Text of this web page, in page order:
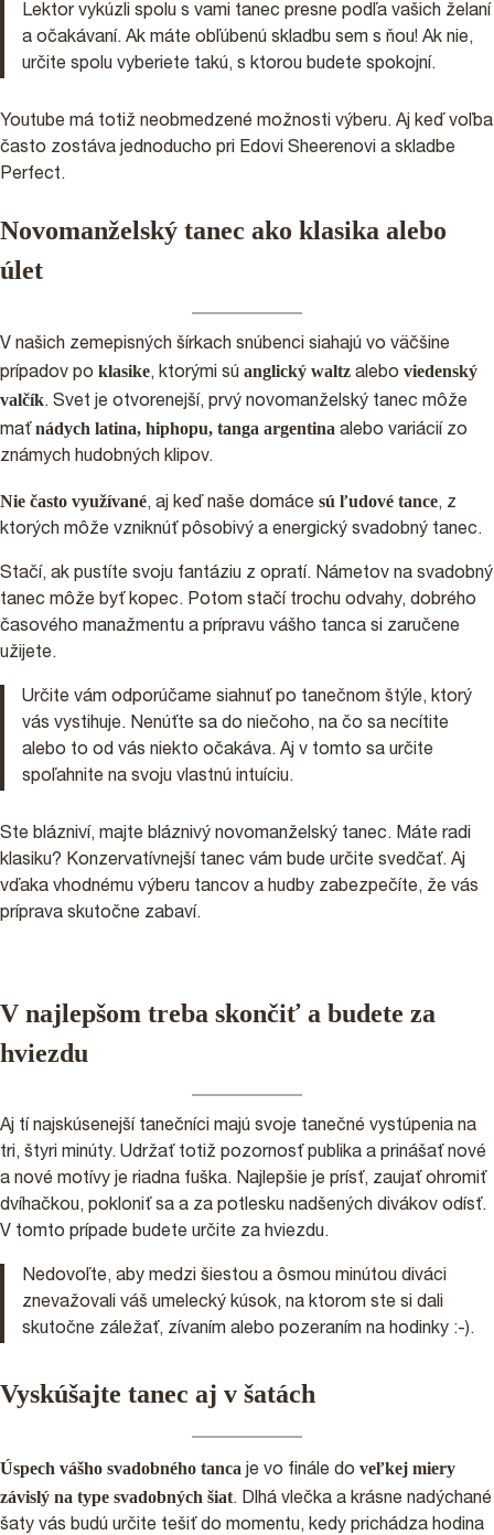
Lektor vykúzli spolu s vami tanec presne podľa vašich želaní
a očakávaní. Ak máte obľúbenú skladbu sem s ňou! Ak nie,
určite spolu vyberiete takú, s ktorou budete spokojní.
Youtube má totiž neobmedzené možnosti výberu. Aj keď voľba
často zostáva jednoducho pri Edovi Sheerenovi a skladbe
Perfect.
Novomanželský tanec ako klasika alebo
úlet
V našich zemepisných šírkach snúbenci siahajú vo väčšine
prípadov po klasike, ktorými sú anglický waltz alebo viedenský
valčík. Svet je otvorenejší, prvý novomanželský tanec môže
mať nádych latina, hiphopu, tanga argentina alebo variácií zo
známych hudobných klipov.
Nie často využívané, aj keď naše domáce sú ľudové tance, z
ktorých môže vzniknúť pôsobivý a energický svadobný tanec.
Stačí, ak pustíte svoju fantáziu z opratí. Námetov na svadobný
tanec môže byť kopec. Potom stačí trochu odvahy, dobrého
časového manažmentu a prípravu vášho tanca si zaručene
užijete.
Určite vám odporúčame siahnuť po tanečnom štýle, ktorý
vás vystihuje. Nenúťte sa do niečoho, na čo sa necítite
alebo to od vás niekto očakáva. Aj v tomto sa určite
spoľahnite na svoju vlastnú intuíciu.
Ste blázniví, majte bláznivý novomanželský tanec. Máte radi
klasiku? Konzervatívnejší tanec vám bude určite svedčať. Aj
vďaka vhodnému výberu tancov a hudby zabezpečíte, že vás
príprava skutočne zabaví.
V najlepšom treba skončiť a budete za
hviezdu
Aj tí najskúsenejší tanečníci majú svoje tanečné vystúpenia na
tri, štyri minúty. Udržať totiž pozornosť publika a prinášať nové
a nové motívy je riadna fuška. Najlepšie je prísť, zaujať ohromiť
dvíhačkou, pokloniť sa a za potlesku nadšených divákov odísť.
V tomto prípade budete určite za hviezdu.
Nedovoľte, aby medzi šiestou a ôsmou minútou diváci
znevažovali váš umelecký kúsok, na ktorom ste si dali
skutočne záležať, zívaním alebo pozeraním na hodinky :-).
Vyskúšajte tanec aj v šatách
Úspech vášho svadobného tanca je vo finále do veľkej miery
závislý na type svadobných šiat. Dlhá vlečka a krásne nadýchané
šaty vás budú určite tešiť do momentu, kedy prichádza hodina